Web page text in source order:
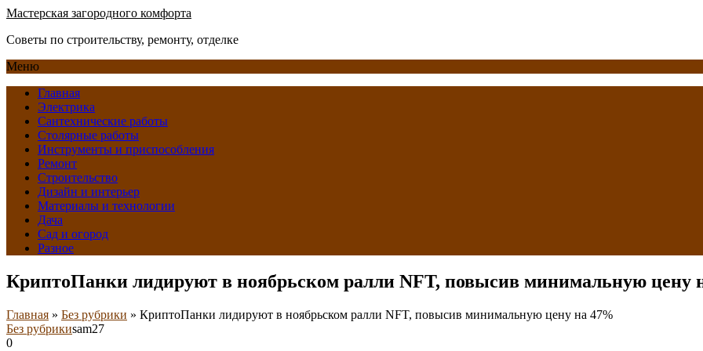
Мастерская загородного комфорта
Советы по строительству, ремонту, отделке
Меню
Главная
Электрика
Сантехнические работы
Столярные работы
Инструменты и приспособления
Ремонт
Строительство
Дизайн и интерьер
Материалы и технологии
Дача
Сад и огород
Разное
КриптоПанки лидируют в ноябрьском ралли NFT, повысив минимальную цену
Главная » Без рубрики » КриптоПанки лидируют в ноябрьском ралли NFT, повысив минимальную цену на 47%
Без рубрикиsam27
0